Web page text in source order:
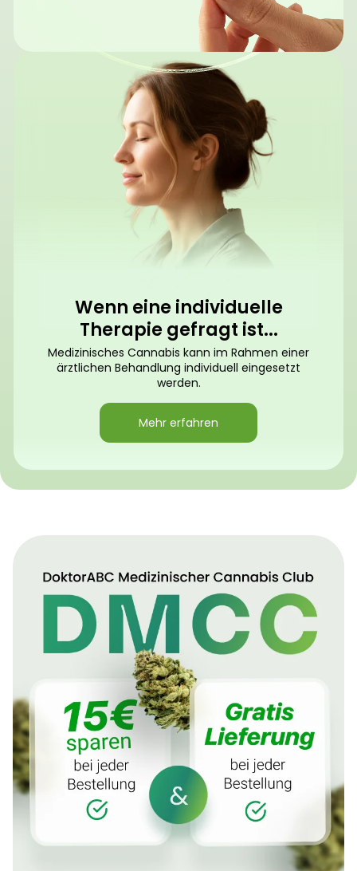
Wenn eine individuelle
Therapie gefragt ist...
Medizinisches Cannabis kann im Rahmen einer
ärztlichen Behandlung individuell eingesetzt
werden.
Mehr erfahren